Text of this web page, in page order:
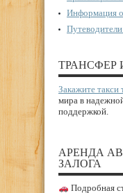
Информация о
ТРАНСФЕР
Закажите такси
мира в
поддержкой.
АРЕНДА
ЗАЛОГА
Подробная